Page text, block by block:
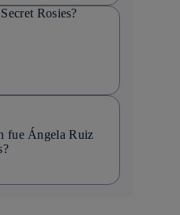
Rosies?
fue Ángela Ruiz